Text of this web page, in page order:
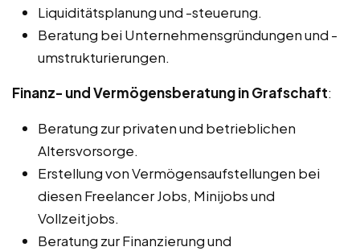
Liquiditätsplanung und -steuerung.
Beratung bei Unternehmensgründungen und -
umstrukturierungen.
Finanz- und Vermögensberatung in Grafschaft:
Beratung zur privaten und betrieblichen
Altersvorsorge.
Erstellung von Vermögensaufstellungen bei
diesen Freelancer Jobs, Minijobs und
Vollzeitjobs.
Beratung zur Finanzierung und